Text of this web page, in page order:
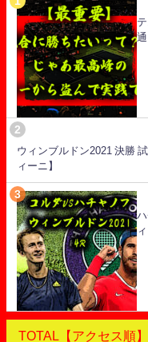
ウィンブルドン2021 決勝
ィーニ】
TOTAL【アクセス順】